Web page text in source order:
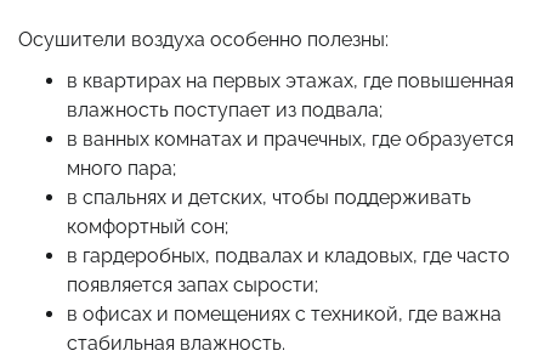
Осушители воздуха особенно полезны:
в квартирах на первых этажах, где повышенная
влажность поступает из подвала;
в ванных комнатах и прачечных, где образуется
много пара;
в спальнях и детских, чтобы поддерживать
комфортный сон;
в гардеробных, подвалах и кладовых, где часто
появляется запах сырости;
в офисах и помещениях с техникой, где важна
стабильная влажность.